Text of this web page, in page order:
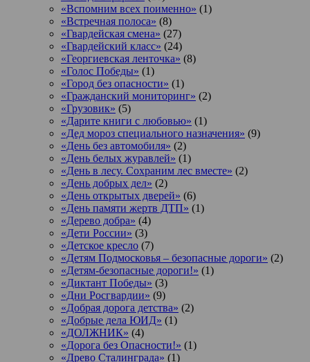
«Вспомним всех поименно» (1)
«Встречная полоса» (8)
«Гвардейская смена» (27)
«Гвардейский класс» (24)
«Георгиевская ленточка» (8)
«Голос Победы» (1)
«Город без опасности» (1)
«Гражданский мониторинг» (2)
«Грузовик» (5)
«Дарите книги с любовью» (1)
«Дед мороз специального назначения» (9)
«День без автомобиля» (2)
«День белых журавлей» (1)
«День в лесу. Сохраним лес вместе» (2)
«День добрых дел» (2)
«День открытых дверей» (6)
«День памяти жертв ДТП» (1)
«Дерево добра» (4)
«Дети России» (3)
«Детское кресло (7)
«Детям Подмосковья – безопасные дороги» (2)
«Детям-безопасные дороги!» (1)
«Диктант Победы» (3)
«Дни Росгвардии» (9)
«Добрая дорога детства» (2)
«Добрые дела ЮИД» (1)
«ДОЛЖНИК» (4)
«Дорога без Опасности!» (1)
«Древо Сталинграда» (1)